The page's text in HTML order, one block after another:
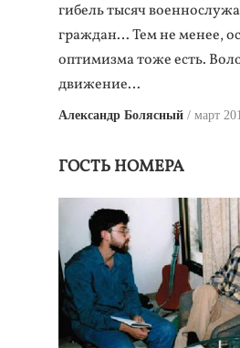
гибель тысяч
граждан… Тем не менее,
оптимизма тоже есть.
движение…
Александр Болясный март
ГОСТЬ НОМЕРА